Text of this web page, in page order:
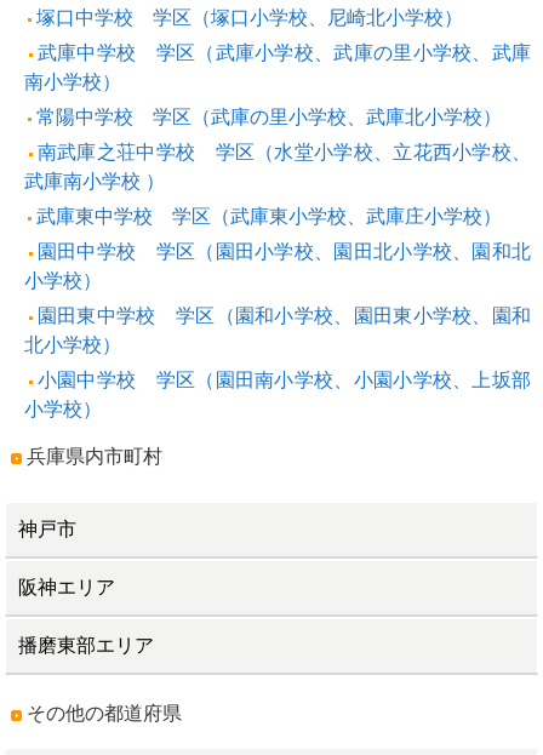
塚口中学校 学区（塚口小学校、尼崎北小学校）
武庫中学校 学区（武庫小学校、武庫の里小学校、武庫
南小学校）
常陽中学校 学区（武庫の里小学校、武庫北小学校）
南武庫之荘中学校 学区（水堂小学校、立花西小学校、
武庫南小学校 ）
武庫東中学校 学区（武庫東小学校、武庫庄小学校）
園田中学校 学区（園田小学校、園田北小学校、園和北
小学校）
園田東中学校 学区（園和小学校、園田東小学校、園和
北小学校）
小園中学校 学区（園田南小学校、小園小学校、上坂部
小学校）
兵庫県内市町村
神戸市
阪神エリア
播磨東部エリア
その他の都道府県